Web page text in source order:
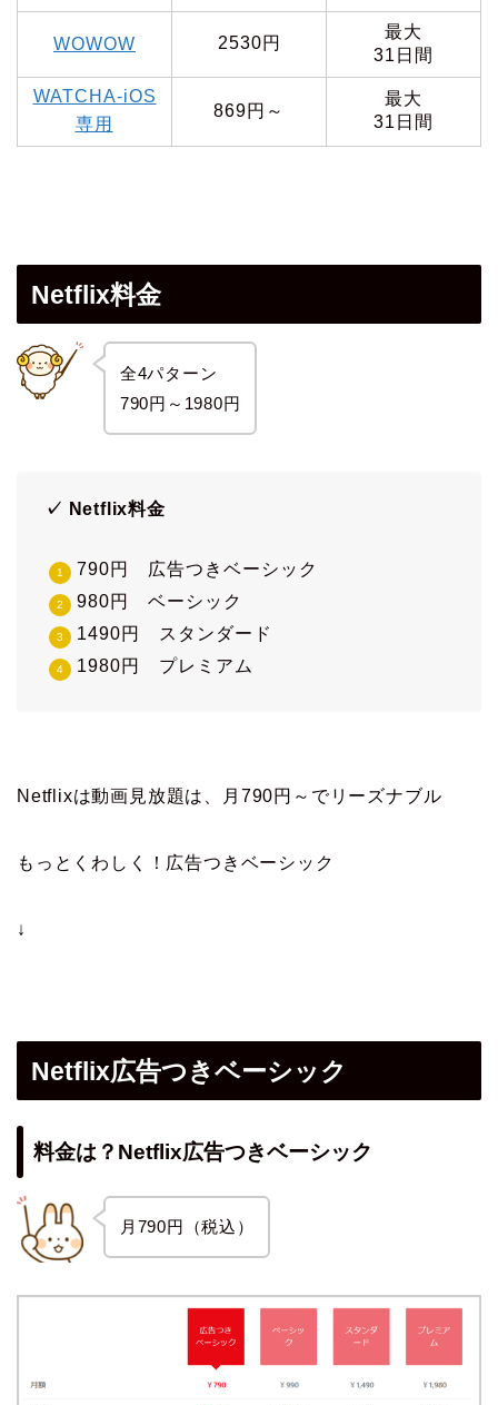
WOWOW 2530円
最大
31日間
WATCHA-iOS
専用
869円～
最大
31日間
Netflix料金
全4パターン
790円～1980円
✓ Netflix料金
790円 広告つきベーシック
980円 ベーシック
1490円 スタンダード
1980円 プレミアム
Netflixは動画見放題は、月790円～でリーズナブル
もっとくわしく！広告つきベーシック
↓
Netflix広告つきベーシック
料金は？Netflix広告つきベーシック
月790円（税込）